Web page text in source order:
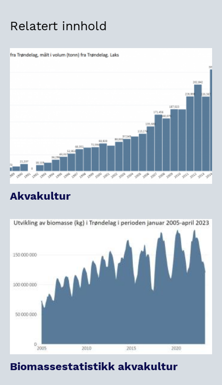
Relatert innhold
Akvakultur
Biomassestatistikk akvakultur